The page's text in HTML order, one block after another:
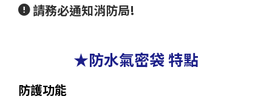
請務必通知消防局!
★防水氣密袋 特點
防護功能